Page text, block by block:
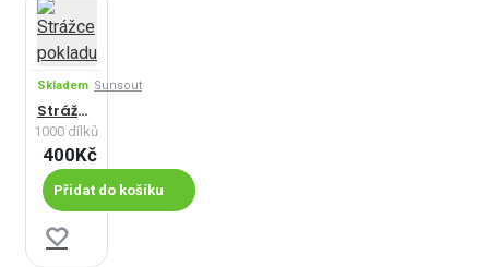
Skladem Sunsout
Strážce pokladu
1000 dílků
400Kč
Přidat do košíku